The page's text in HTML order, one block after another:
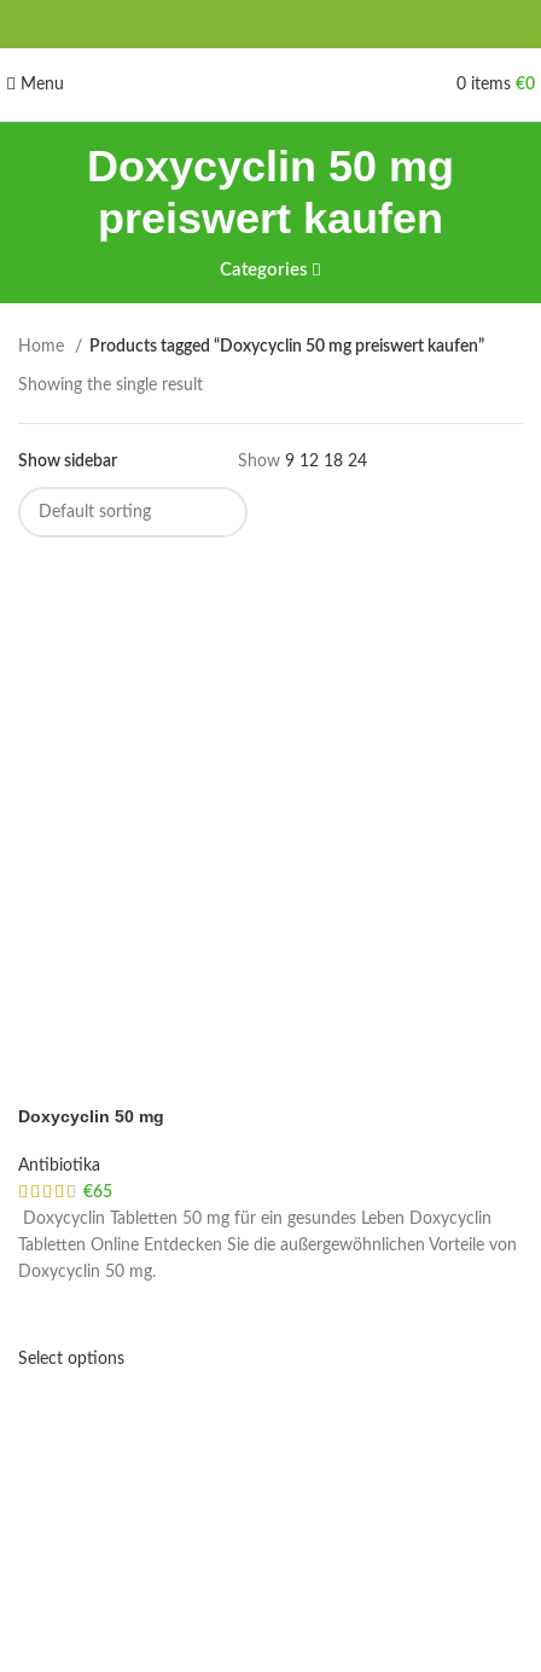
Menu 0 items €0
Doxycyclin 50 mg
preiswert kaufen
Categories
Home Products tagged “Doxycyclin 50 mg preiswert kaufen”
Showing the single result
Show sidebar Show 9 12 18 24
Doxycyclin 50 mg
Antibiotika
€65
Doxycyclin Tabletten 50 mg für ein gesundes Leben Doxycyclin
Tabletten Online Entdecken Sie die außergewöhnlichen Vorteile von
Doxycyclin 50 mg.
Select options